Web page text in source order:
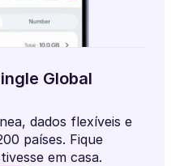
Global
dados flexíveis e
países. Fique
em casa.